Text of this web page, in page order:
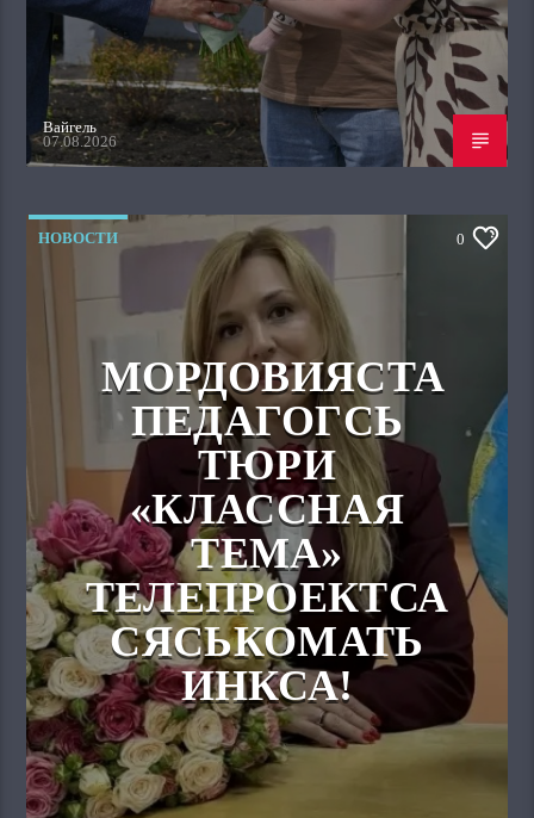
Вайгель
07.08.2026
НОВОСТИ 0
МОРДОВИЯСТА
ПЕДАГОГСЬ
ТЮРИ
«КЛАССНАЯ
ТЕМА»
ТЕЛЕПРОЕКТСА
СЯСЬКОМАТЬ
ИНКСА!